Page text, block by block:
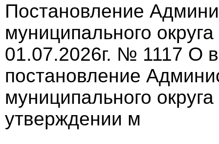
Постановление
муниципального
01.07.2026г. № 1117 О
постановление
муниципального
утверждении м